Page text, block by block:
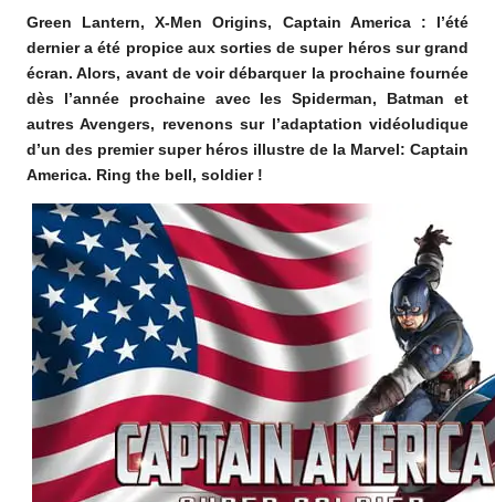
o
m
Green Lantern, X-Men Origins, Captain America : l’été
dernier a été propice aux sorties de super héros sur grand
écran. Alors, avant de voir débarquer la prochaine fournée
dès l’année prochaine avec les Spiderman, Batman et
autres Avengers, revenons sur l’adaptation vidéoludique
d’un des premier super héros illustre de la Marvel: Captain
America. Ring the bell, soldier !